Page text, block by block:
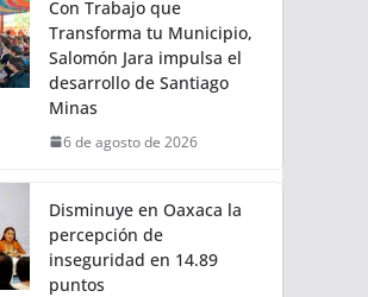
Con Trabajo que
Transforma tu Municipio,
Salomón Jara impulsa el
desarrollo de Santiago
Minas
6 de agosto de 2026
Disminuye en Oaxaca la
percepción de
inseguridad en 14.89
puntos